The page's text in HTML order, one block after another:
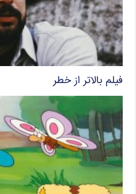
فیلم بالاتر از خطر